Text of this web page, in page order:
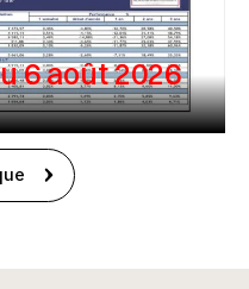
6 août 2026